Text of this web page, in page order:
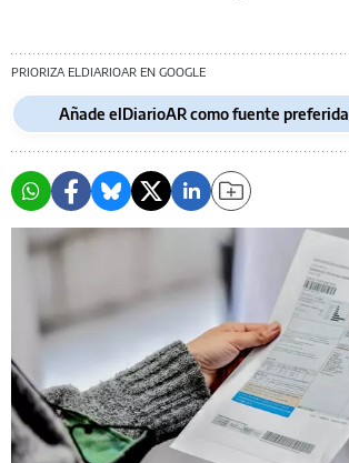
PRIORIZA ELDIARIOAR EN GOOGLE
Añade elDiarioAR como fuente preferida